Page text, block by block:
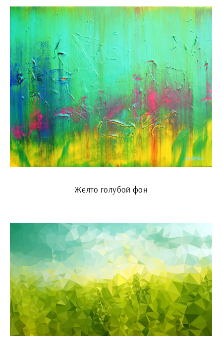
Желто голубой фон